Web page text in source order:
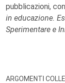
pubblicazioni,
in educazione.
Sperimentare e
ARGOMENTI